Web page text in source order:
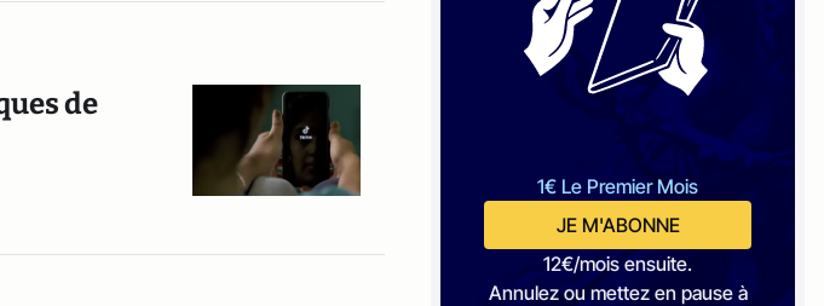
de
1€ Le Premier Mois
JE M'ABONNE
12€/mois ensuite.
Annulez ou mettez en pause à